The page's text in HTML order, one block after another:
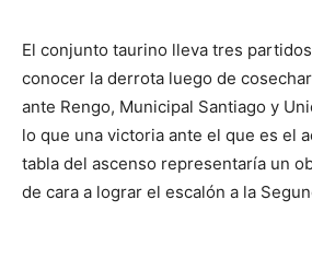
El conjunto taurino lleva tres
conocer la derrota luego de
ante Rengo, Municipal Santiago y
lo que una victoria ante el que es el
tabla del ascenso representaría un
de cara a lograr el escalón a la